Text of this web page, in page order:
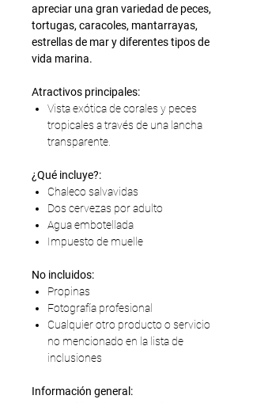
apreciar una gran variedad de peces,
tortugas, caracoles, mantarrayas,
estrellas de mar y diferentes tipos de
vida marina.
Atractivos principales:
Vista exótica de corales y peces
tropicales a través de una lancha
transparente.
¿Qué incluye?:
Chaleco salvavidas
Dos cervezas por adulto
Agua embotellada
Impuesto de muelle
No incluidos:
Propinas
Fotografía profesional
Cualquier otro producto o servicio
no mencionado en la lista de
inclusiones
Información general: